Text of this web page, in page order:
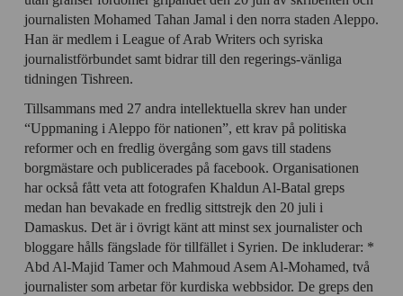
journalisten Mohamed Tahan Jamal i den norra staden Aleppo.
Han är medlem i League of Arab Writers och syriska
journalistförbundet samt bidrar till den regerings-vänliga
tidningen Tishreen.
Tillsammans med 27 andra intellektuella skrev han under
“Uppmaning i Aleppo för nationen”, ett krav på politiska
reformer och en fredlig övergång som gavs till stadens
borgmästare och publicerades på facebook. Organisationen
har också fått veta att fotografen Khaldun Al-Batal greps
medan han bevakade en fredlig sittstrejk den 20 juli i
Damaskus. Det är i övrigt känt att minst sex journalister och
bloggare hålls fängslade för tillfället i Syrien. De inkluderar: *
Abd Al-Majid Tamer och Mahmoud Asem Al-Mohamed, två
journalister som arbetar för kurdiska webbsidor. De greps den